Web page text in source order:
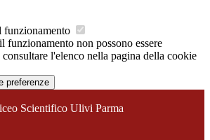
funzionamento
funzionamento non possono essere
l'elenco nella pagina della cookie
preferenze
Scientifico Ulivi Parma